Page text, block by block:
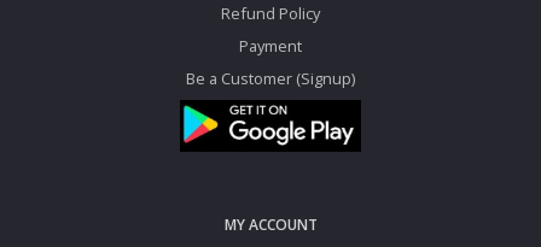
Refund Policy
Payment
Be a Customer (Signup)
MY ACCOUNT